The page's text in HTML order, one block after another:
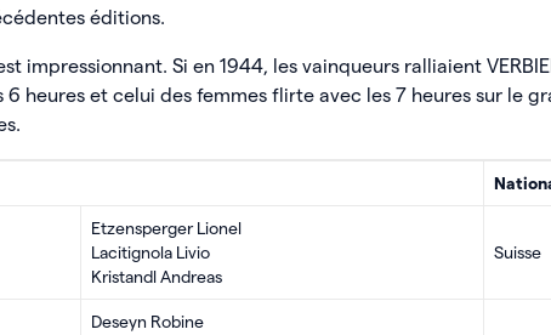
éditions.
impressionnant. Si en 1944, les vainqueurs ralliaient
6 heures et celui des femmes flirte avec les 7 heures sur le
Etzensperger Lionel
Lacitignola Livio
Kristandl Andreas
Suisse
Deseyn Robine